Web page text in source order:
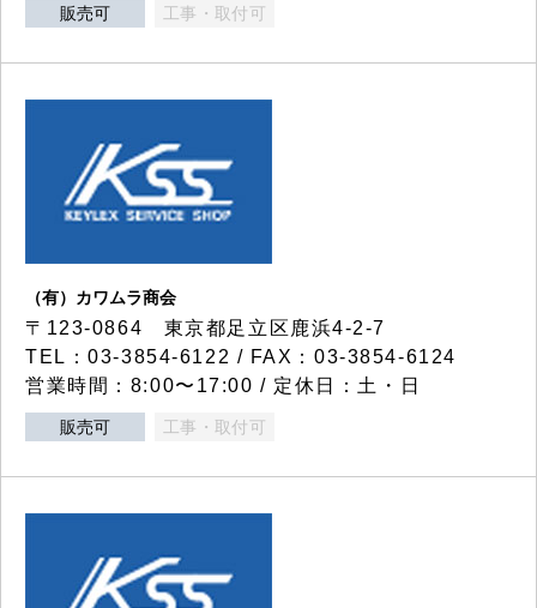
販売可 工事・取付可
（有）カワムラ商会
〒123-0864 東京都足立区鹿浜4-2-7
TEL：03-3854-6122 / FAX：03-3854-6124
営業時間：8:00〜17:00 / 定休日：土・日
販売可 工事・取付可